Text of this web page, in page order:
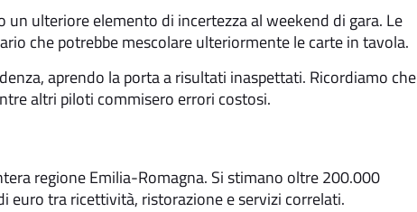
ulteriore elemento di incertezza al weekend di gara. Le
che potrebbe mescolare ulteriormente le carte in tavola.
aprendo la porta a risultati inaspettati. Ricordiamo che
altri piloti commisero errori costosi.
regione Emilia-Romagna. Si stimano oltre 200.000
euro tra ricettività, ristorazione e servizi correlati.